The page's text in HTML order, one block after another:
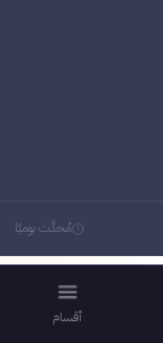
مُحدَّث يوميًا
أقسام